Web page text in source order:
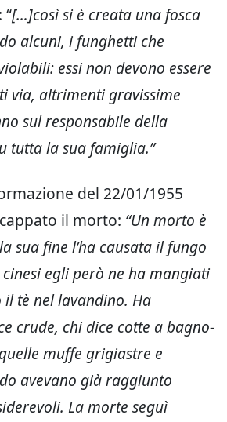
[…]così si è creata una fosca
alcuni, i funghetti che
essi non devono essere
via, altrimenti gravissime
sul responsabile della
tutta la sua famiglia.”
del 22/01/1955
il morto: “Un morto è
sua fine l’ha causata il fungo
egli però ne ha mangiati
tè nel lavandino. Ha
crude, chi dice cotte a bagno-
muffe grigiastre e
avevano già raggiunto
La morte seguì